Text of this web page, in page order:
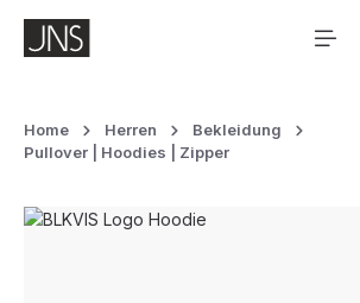
Zum Hauptinhalt springen
Home Herren
Bekleidung
Pullover | Hoodies | Zipper
Bildergalerie überspringen